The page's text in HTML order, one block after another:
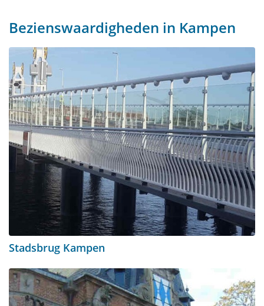
Bezienswaardigheden in Kampen
Stadsbrug Kampen